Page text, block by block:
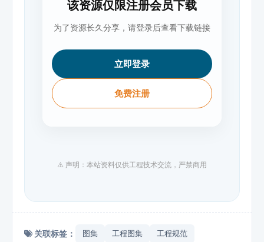
该资源仅限注册会员下载
为了资源长久分享，请登录后查看下载链接
立即登录
免费注册
⚠️ 声明：本站资料仅供工程技术交流，严禁商用
关联标签： 图集 工程图集 工程规范